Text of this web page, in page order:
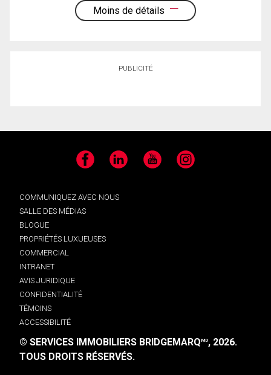
Moins de détails
PUBLICITÉ
Facebook LinkedIn YouTube Instagram
COMMUNIQUEZ AVEC NOUS
SALLE DES MÉDIAS
BLOGUE
PROPRIÉTÉS LUXUEUSES
COMMERCIAL
INTRANET
AVIS JURIDIQUE
CONFIDENTIALITÉ
TÉMOINS
ACCESSIBILITÉ
© SERVICES IMMOBILIERS BRIDGEMARQMD, 2026.
TOUS DROITS RÉSERVÉS.